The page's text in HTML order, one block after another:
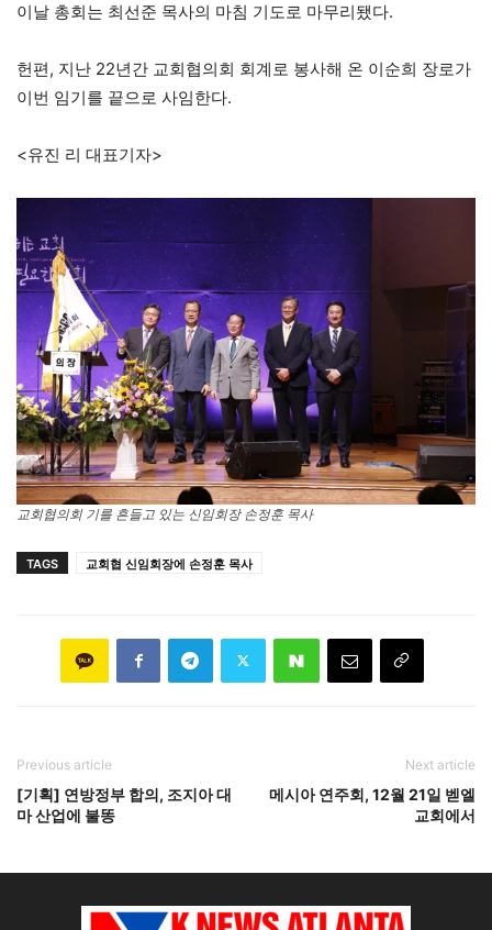
이날 총회는 최선준 목사의 마침 기도로 마무리됐다.
헌편, 지난 22년간 교회협의회 회계로 봉사해 온 이순희 장로가
이번 임기를 끝으로 사임한다.
<유진 리 대표기자>
교회협의회 기를 흔들고 있는 신임회장 손정훈 목사
TAGS 교회협 신임회장에 손정훈 목사
Previous article
[기획] 연방정부 합의, 조지아 대
마 산업에 불똥
Next article
메시아 연주회, 12월 21일 벧엘
교회에서